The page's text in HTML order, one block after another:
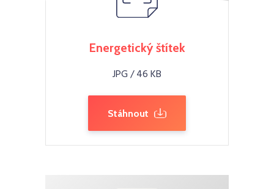
Energetický štítek
JPG / 46 KB
Stáhnout